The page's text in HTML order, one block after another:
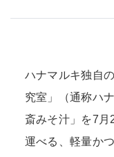
ハナマルキ独自
究室」（通称ハ
斎みそ汁」を7月
運べる、軽量か